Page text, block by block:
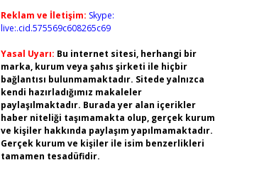
Reklam ve İletişim: Skype:
live:.cid.575569c608265c69
Yasal Uyarı: Bu internet sitesi, herhangi bir
marka, kurum veya şahıs şirketi ile hiçbir
bağlantısı bulunmamaktadır. Sitede yalnızca
kendi hazırladığımız makaleler
paylaşılmaktadır. Burada yer alan içerikler
haber niteliği taşımamakta olup, gerçek kurum
ve kişiler hakkında paylaşım yapılmamaktadır.
Gerçek kurum ve kişiler ile isim benzerlikleri
tamamen tesadüfidir.